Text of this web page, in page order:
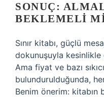
SONUÇ:
BEKLEMELI
Sınır kitabı, güçlü
dokunuşuyla
Ama fiyat ve bazı
bulundurulduğunda,
Benim önerim: kitabın